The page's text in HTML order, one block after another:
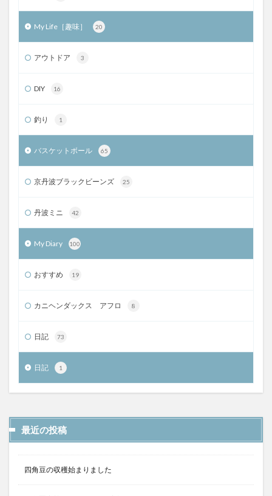
My Life［趣味］ 20
アウトドア 3
DIY 16
釣り 1
バスケットボール 65
京丹波ブラックビーンズ 25
丹波ミニ 42
My Diary 100
おすすめ 19
カニヘンダックス アフロ 8
日記 73
日記 1
最近の投稿
四角豆の収穫始まりました